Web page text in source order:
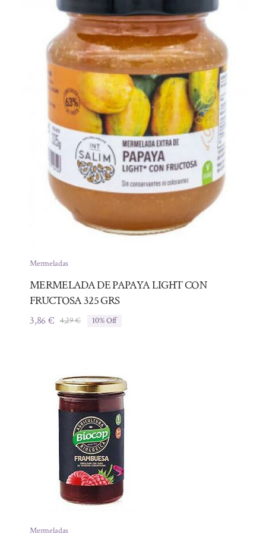
Mermeladas
MERMELADA DE PAPAYA LIGHT CON
FRUCTOSA 325 GRS
4,29€El
4,29 €.
3,86€
El
3,86 €.
10% Off
Mermeladas